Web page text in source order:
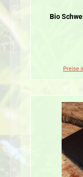
Bio
Preise